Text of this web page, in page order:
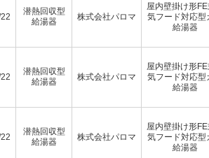
潜熱回収型
給湯器
株式会社パロマ
屋内壁掛け形
気フード対応型
給湯器
潜熱回収型
給湯器
株式会社パロマ
屋内壁掛け形
気フード対応型
給湯器
潜熱回収型
給湯器
株式会社パロマ
屋内壁掛け形
気フード対応型
給湯器